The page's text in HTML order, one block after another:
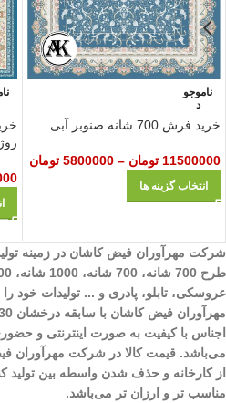
ناموجو
د
خرید فرش 700 شانه صنوبر آبی
11500000 تومان –
5800000 تومان
انتخاب گزینه ها
شرکت مهرآوران فیض کاشان در زمینه
عروسکی، تابلو، پادری و ... تولیدات خود
اجناس با کیفیت به صورت اینترنتی و
می‌باشد. قیمت کالا در شرکت مهرآوران
از کارخانه و حذف شدن واسطه بین تولید
مناسب تر و ارزان تر می‌باشد.